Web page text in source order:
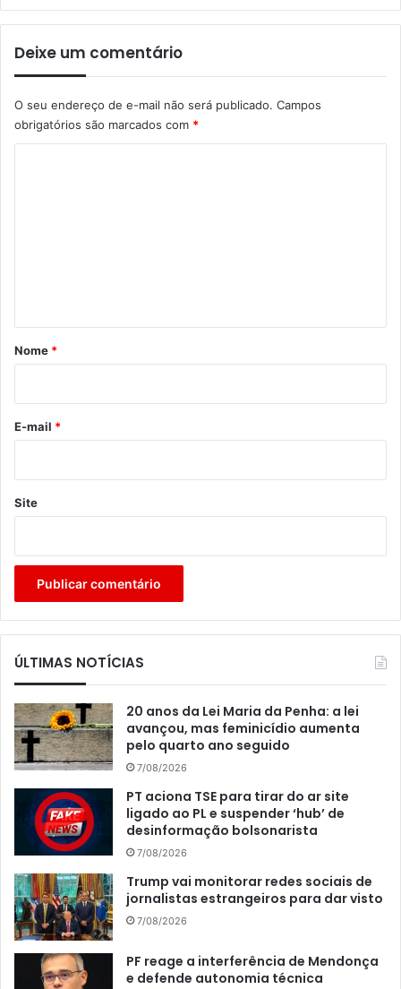
Deixe um comentário
O seu endereço de e-mail não será publicado. Campos
obrigatórios são marcados com *
r
*
Nome *
E-mail *
Site
ÚLTIMAS NOTÍCIAS
20 anos da Lei Maria da Penha: a lei
avançou, mas feminicídio aumenta
pelo quarto ano seguido
7/08/2026
PT aciona TSE para tirar do ar site
ligado ao PL e suspender ‘hub’ de
desinformação bolsonarista
7/08/2026
Trump vai monitorar redes sociais de
jornalistas estrangeiros para dar visto
7/08/2026
PF reage a interferência de Mendonça
e defende autonomia técnica